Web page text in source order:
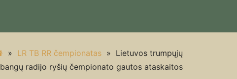
» LR TB RR čempionatas » Lietuvos trumpųjų
bangų radijo ryšių čempionato gautos ataskaitos